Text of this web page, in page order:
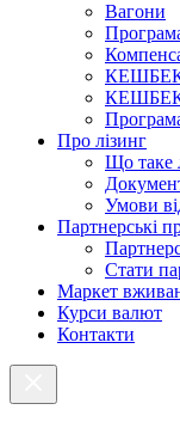
Вагони
КЕШБЕК
КЕШБЕК
Про лізинг
Що таке
Умови
Партнерські
Стати
Маркет
Курси валют
Контакти